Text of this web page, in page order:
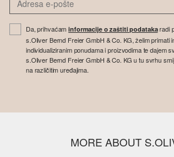
Da, prihvaćaminformacije o zaštiti podatakaradi
s.Oliver Bernd Freier GmbH & Co. KG, želim primati
individualiziranim ponudama i proizvodima te dajem
s.Oliver Bernd Freier GmbH & Co. KG u tu svrhu
na različitim uređajima.
MORE ABOUT